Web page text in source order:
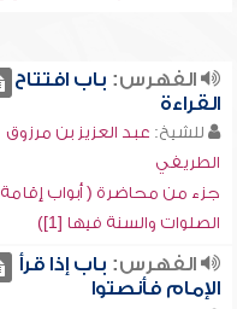
الفهرس: باب افتتاح
القراءة
للشيخ: عبد العزيز بن مرزوق
الطريفي
جزء من محاضرة ( أبواب إقامة
الصلوات والسنة فيها [1])
الفهرس: باب إذا قرأ
الإمام فأنصتوا